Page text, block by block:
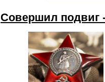
Совершил подвиг